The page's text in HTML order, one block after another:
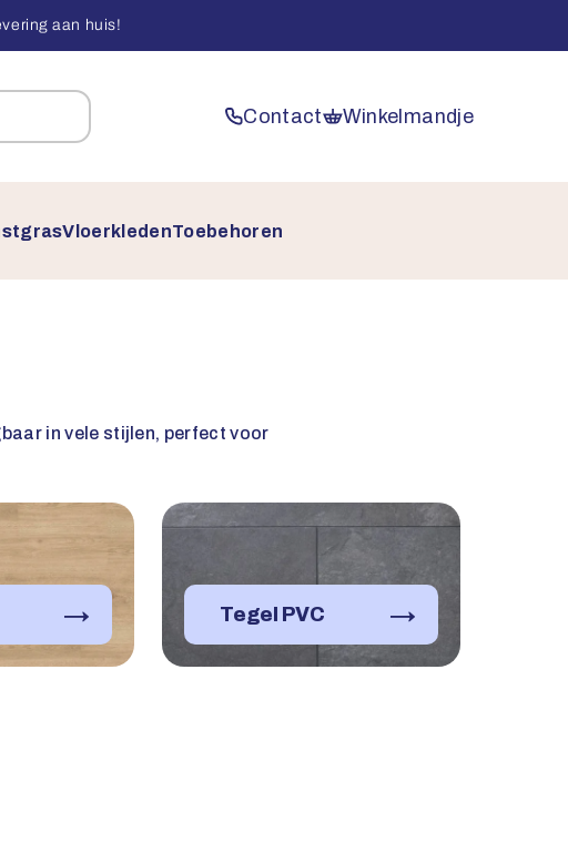
aan huis!
Contact Winkelmandje
VloerkledenToebehoren
in vele stijlen, perfect voor
→ Tegel PVC →